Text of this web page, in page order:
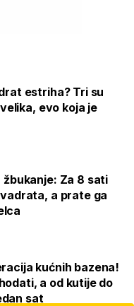
estriha? Tri su
evo koja je
Za 8 sati
a prate ga
kućnih bazena!
a od kutije do
sat